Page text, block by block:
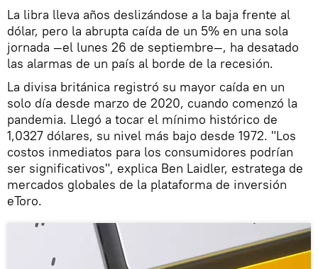
La libra lleva años deslizándose a la baja frente al
dólar, pero la abrupta caída de un 5% en una sola
jornada —el lunes 26 de septiembre—, ha desatado
las alarmas de un país al borde de la recesión.
La divisa británica registró su mayor caída en un
solo día desde marzo de 2020, cuando comenzó la
pandemia. Llegó a tocar el mínimo histórico de
1,0327 dólares, su nivel más bajo desde 1972. "Los
costos inmediatos para los consumidores podrían
ser significativos", explica Ben Laidler, estratega de
mercados globales de la plataforma de inversión
eToro.